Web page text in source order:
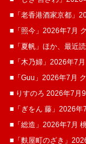
■「老香港酒家京都」
■「照今」2026年7月
■「夏帆」ほか、最近
■「木乃婦」2026年7
■「Guu」2026年7月
■ りすのろ 2026年7月
■「ぎをん 藤」2026年
■「総造」2026年7月
■「麩屋町のざき」